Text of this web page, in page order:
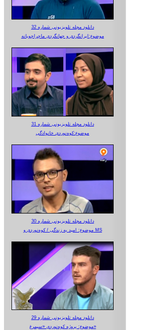
دانلود مجله تلویزیونی شماره 32
موضوع:ایرانگردی و جهانگردی ماجراجویانه
دانلود مجله تلویزیونی شماره 31
موضوع:کوه‌نوردی خانوادگی
دانلود مجله تلویزیونی شماره 30
موضوع: امید به زندگی / کوه‌نوردی و MS
دانلود مجله تلویزیونی شماره 29
موضوع: پروژه کوه‌نوردی «سیمرغ»